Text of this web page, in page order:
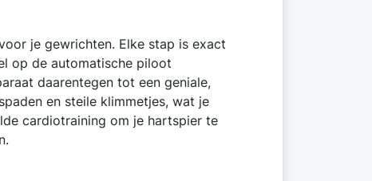
je gewrichten. Elke stap is exact
op de automatische piloot
daarentegen tot een geniale,
en steile klimmetjes, wat je
cardiotraining om je hartspier te